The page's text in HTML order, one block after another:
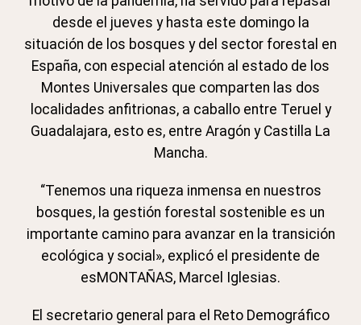
desde el jueves y hasta este domingo la
situación de los bosques y del sector forestal en
España, con especial atención al estado de los
Montes Universales que comparten las dos
localidades anfitrionas, a caballo entre Teruel y
Guadalajara, esto es, entre Aragón y Castilla La
Mancha.
“Tenemos una riqueza inmensa en nuestros
bosques, la gestión forestal sostenible es un
importante camino para avanzar en la transición
ecológica y social», explicó el presidente de
esMONTAÑAS, Marcel Iglesias.
El secretario general para el Reto Demográfico